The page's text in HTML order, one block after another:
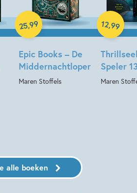
Epic Books – De
Middernachtloper
Maren Stoffels
25,99
Hardcover
Speler
Maren
12,99
Hardcover
alle boeken